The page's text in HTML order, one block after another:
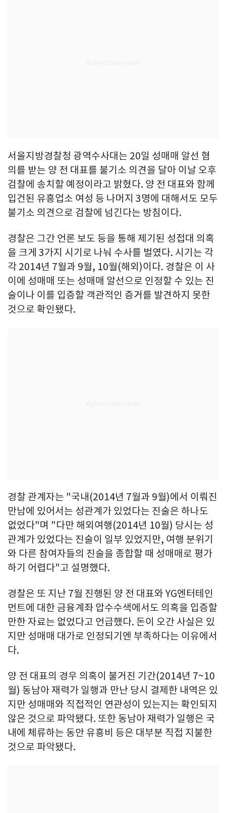
서울지방경찰청 광역수사대는 20일 성매매 알선 혐
의를 받는 양 전 대표를 불기소 의견을 달아 이날 오후
검찰에 송치할 예정이라고 밝혔다. 양 전 대표와 함께
입건된 유흥업소 여성 등 나머지 3명에 대해서도 모두
불기소 의견으로 검찰에 넘긴다는 방침이다.
경찰은 그간 언론 보도 등을 통해 제기된 성접대 의혹
을 크게 3가지 시기로 나눠 수사를 벌였다. 시기는 각
각 2014년 7월과 9월, 10월(해외)이다. 경찰은 이 사
이에 성매매 또는 성매매 알선으로 인정할 수 있는 진
술이나 이를 입증할 객관적인 증거를 발견하지 못한
것으로 확인됐다.
경찰 관계자는 "국내(2014년 7월과 9월)에서 이뤄진
만남에 있어서는 성관계가 있었다는 진술은 하나도
없었다"며 "다만 해외여행(2014년 10월) 당시는 성
관계가 있었다는 진술이 일부 있었지만, 여행 분위기
와 다른 참여자들의 진술을 종합할 때 성매매로 평가
하기 어렵다"고 설명했다.
경찰은 또 지난 7월 진행된 양 전 대표와 YG엔터테인
먼트에 대한 금융계좌 압수수색에서도 의혹을 입증할
만한 자료는 없었다고 언급했다. 돈이 오간 사실은 있
지만 성매매 대가로 인정되기엔 부족하다는 이유에서
다.
양 전 대표의 경우 의혹이 불거진 기간(2014년 7~10
월) 동남아 재력가 일행과 만난 당시 결제한 내역은 있
지만 성매매와 직접적인 연관성이 있는지는 확인되지
않은 것으로 파악됐다. 또한 동남아 재력가 일행은 국
내에 체류하는 동안 유흥비 등은 대부분 직접 지불한
것으로 파악됐다.